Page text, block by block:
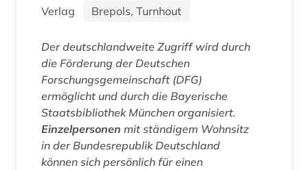
Verlag
Brepols, Turnhout
Der deutschlandweite Zugriff wird durch
die Förderung der Deutschen
Forschungsgemeinschaft (DFG)
ermöglicht und durch die Bayerische
Staatsbibliothek München organisiert.
Einzelpersonen mit ständigem Wohnsitz
in der Bundesrepublik Deutschland
können sich persönlich für einen